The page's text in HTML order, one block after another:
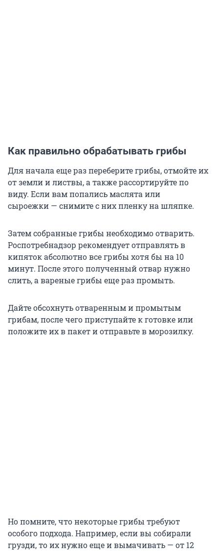
Как правильно обрабатывать грибы
Для начала еще раз переберите грибы, отмойте их
от земли и листвы, а также рассортируйте по
виду. Если вам попались маслята или
сыроежки — снимите с них пленку на шляпке.
Затем собранные грибы необходимо отварить.
Роспотребнадзор рекомендует отправлять в
кипяток абсолютно все грибы хотя бы на 10
минут. После этого полученный отвар нужно
слить, а вареные грибы еще раз промыть.
Дайте обсохнуть отваренным и промытым
грибам, после чего приступайте к готовке или
положите их в пакет и отправьте в морозилку.
Но помните, что некоторые грибы требуют
особого подхода. Например, если вы собирали
грузди, то их нужно еще и вымачивать — от 12